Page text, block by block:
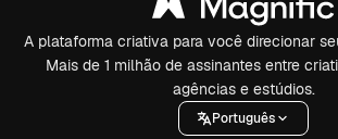
A plataforma criativa para você direcionar
Mais de 1 milhão de assinantes entre
agências e estúdios.
Português